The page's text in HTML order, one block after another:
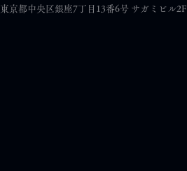
東京都中央区銀座7丁目13番6号 サガミビル2F